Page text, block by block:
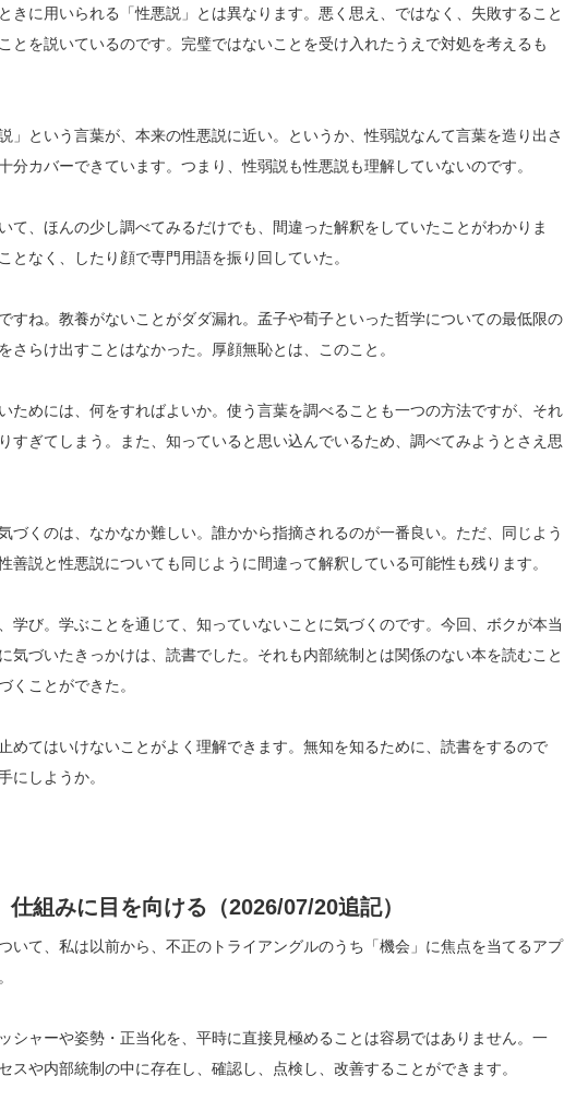
きに用いられる「性悪説」とは異なります。悪く思え、ではなく、失敗すること
とを説いているのです。完璧ではないことを受け入れたうえで対処を考えるも
」という言葉が、本来の性悪説に近い。というか、性弱説なんて言葉を造り出さ
分カバーできています。つまり、性弱説も性悪説も理解していないのです。
て、ほんの少し調べてみるだけでも、間違った解釈をしていたことがわかりま
となく、したり顔で専門用語を振り回していた。
すね。教養がないことがダダ漏れ。孟子や荀子といった哲学についての最低限の
さらけ出すことはなかった。厚顔無恥とは、このこと。
ためには、何をすればよいか。使う言葉を調べることも一つの方法ですが、それ
すぎてしまう。また、知っていると思い込んでいるため、調べてみようとさえ思
づくのは、なかなか難しい。誰かから指摘されるのが一番良い。ただ、同じよう
善説と性悪説についても同じように間違って解釈している可能性も残ります。
学び。学ぶことを通じて、知っていないことに気づくのです。今回、ボクが本当
気づいたきっかけは、読書でした。それも内部統制とは関係のない本を読むこと
くことができた。
めてはいけないことがよく理解できます。無知を知るために、読書をするので
にしようか。
仕組みに目を向ける（2026/07/20追記）
いて、私は以前から、不正のトライアングルのうち「機会」に焦点を当てるアプ
シャーや姿勢・正当化を、平時に直接見極めることは容易ではありません。一
スや内部統制の中に存在し、確認し、点検し、改善することができます。